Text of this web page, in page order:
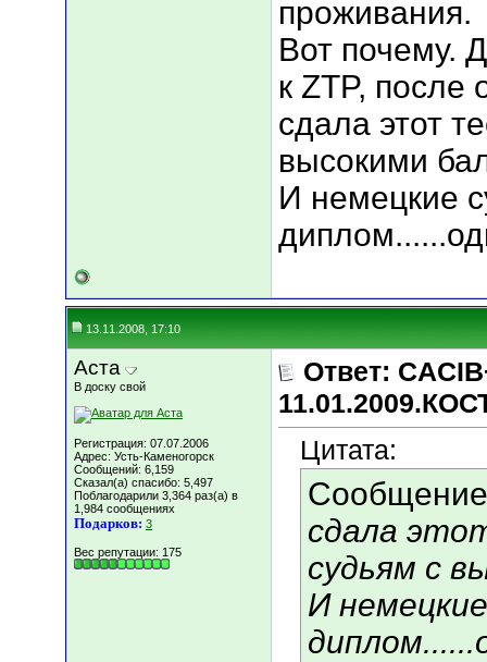
проживания.
Вот почему.
к ZTP, после
сдала этот
высокими
И немецкие
13.11.2008, 17:10
Аста
В доску свой
Регистрация: 07.07.2006
Адрес: Усть-Каменогорск
Сообщений: 6,159
Сказал(а) спасибо: 5,497
Поблагодарили 3,364 раз(а) в
1,984 сообщениях
Подарков: 3
Вес репутации: 175
Ответ:
Цитата:
сдала
судьям с
И